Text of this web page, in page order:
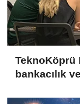
TeknoKöprü
bankacılık